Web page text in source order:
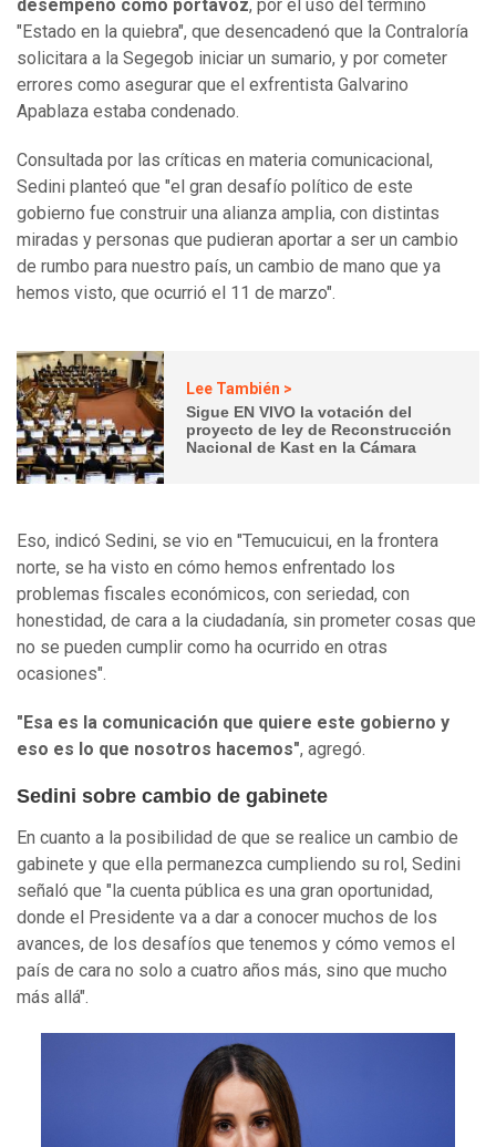
desempeño como portavoz, por el uso del término
"Estado en la quiebra", que desencadenó que la Contraloría
solicitara a la Segegob iniciar un sumario, y por cometer
errores como asegurar que el exfrentista Galvarino
Apablaza estaba condenado.
Consultada por las críticas en materia comunicacional,
Sedini planteó que "el gran desafío político de este
gobierno fue construir una alianza amplia, con distintas
miradas y personas que pudieran aportar a ser un cambio
de rumbo para nuestro país, un cambio de mano que ya
hemos visto, que ocurrió el 11 de marzo".
Lee También >
Sigue EN VIVO la votación del
proyecto de ley de Reconstrucción
Nacional de Kast en la Cámara
Eso, indicó Sedini, se vio en "Temucuicui, en la frontera
norte, se ha visto en cómo hemos enfrentado los
problemas fiscales económicos, con seriedad, con
honestidad, de cara a la ciudadanía, sin prometer cosas que
no se pueden cumplir como ha ocurrido en otras
ocasiones".
"Esa es la comunicación que quiere este gobierno y
eso es lo que nosotros hacemos", agregó.
Sedini sobre cambio de gabinete
En cuanto a la posibilidad de que se realice un cambio de
gabinete y que ella permanezca cumpliendo su rol, Sedini
señaló que "la cuenta pública es una gran oportunidad,
donde el Presidente va a dar a conocer muchos de los
avances, de los desafíos que tenemos y cómo vemos el
país de cara no solo a cuatro años más, sino que mucho
más allá".